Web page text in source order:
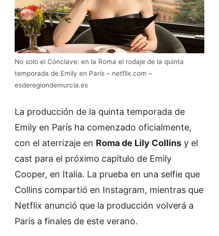
No solo el Cónclave: en la Roma el rodaje de la quinta
temporada de Emily en París – netflix.com –
esderegiondemurcia.es
La producción de la quinta temporada de
Emily en París ha comenzado oficialmente,
con el aterrizaje en Roma de Lily Collins y el
cast para el próximo capítulo de Emily
Cooper, en Italia. La prueba en una selfie que
Collins compartió en Instagram, mientras que
Netflix anunció que la producción volverá a
París a finales de este verano.